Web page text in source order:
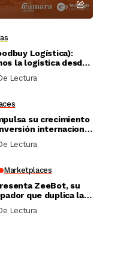
Logística):
la logística desde
del vendedor
Lectura
su crecimiento
internacional
Lectura
Marketplaces
ZeeBot, su
que duplica la
de almacenamiento
en pruebas reales
Lectura